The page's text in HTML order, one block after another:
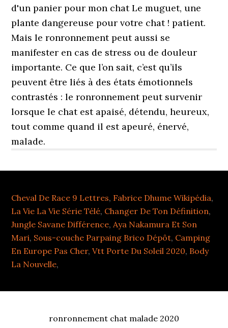
d'un panier pour mon chat Le muguet, une
plante dangereuse pour votre chat ! patient.
Mais le ronronnement peut aussi se
manifester en cas de stress ou de douleur
importante. Ce que l’on sait, c’est qu’ils
peuvent être liés à des états émotionnels
contrastés : le ronronnement peut survenir
lorsque le chat est apaisé, détendu, heureux,
tout comme quand il est apeuré, énervé,
malade.
Cheval De Race 9 Lettres, Fabrice Dhume Wikipédia,
La Vie La Vie Série Télé, Changer De Ton Définition,
Jungle Savane Différence,Aya Nakamura Et Son
Mari, Sous-couche Parpaing Brico Dépôt, Camping
En Europe Pas Cher,Vtt Porte Du Soleil 2020, Body
La Nouvelle,
ronronnement chat malade 2020